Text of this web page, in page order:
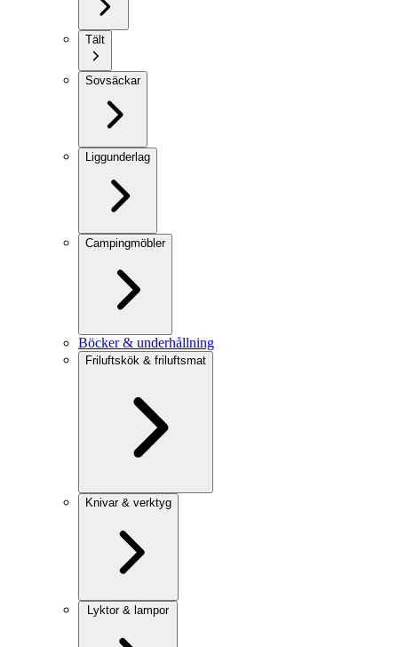
Tält
Sovsäckar
Liggunderlag
Campingmöbler
Böcker & underhållning
Friluftskök & friluftsmat
Knivar & verktyg
Lyktor & lampor